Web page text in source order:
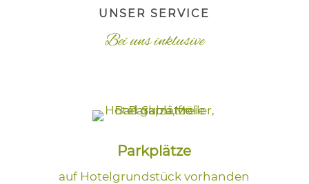
UNSER SERVICE
Bei uns inklusive
Parkplätze
auf Hotelgrundstück vorhanden